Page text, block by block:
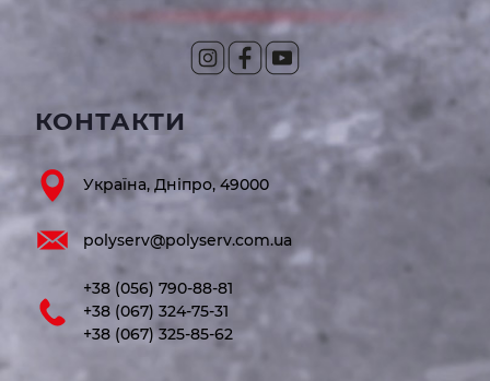
КОНТАКТИ
Україна, Дніпро, 49000
polyserv@polyserv.com.ua
+38 (056) 790-88-81
+38 (067) 324-75-31
+38 (067) 325-85-62